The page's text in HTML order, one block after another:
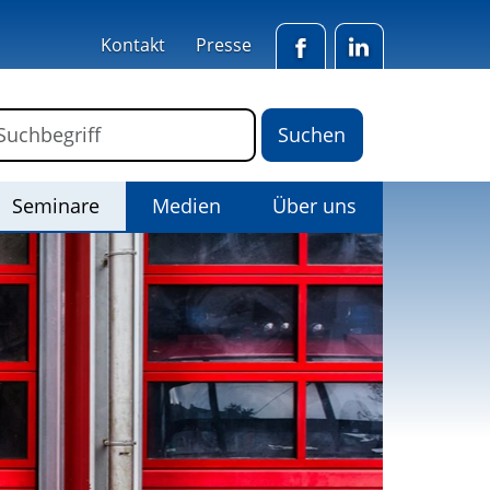
Kontakt Presse FacebookLinkedIn
für die Volltextsuche
Suchbegriff
Seminare(Aktiv)Medien Über uns